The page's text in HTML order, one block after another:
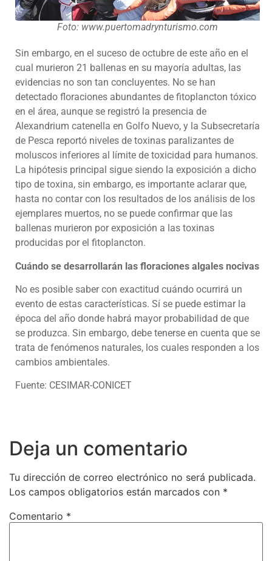
Foto: www.puertomadrynturismo.com
Sin embargo, en el suceso de octubre de este año en el
cual murieron 21 ballenas en su mayoría adultas, las
evidencias no son tan concluyentes. No se han
detectado floraciones abundantes de fitoplancton tóxico
en el área, aunque se registró la presencia de
Alexandrium catenella en Golfo Nuevo, y la Subsecretaría
de Pesca reportó niveles de toxinas paralizantes de
moluscos inferiores al límite de toxicidad para humanos.
La hipótesis principal sigue siendo la exposición a dicho
tipo de toxina, sin embargo, es importante aclarar que,
hasta no contar con los resultados de los análisis de los
ejemplares muertos, no se puede confirmar que las
ballenas murieron por exposición a las toxinas
producidas por el fitoplancton.
Cuándo se desarrollarán las floraciones algales nocivas
No es posible saber con exactitud cuándo ocurrirá un
evento de estas características. Sí se puede estimar la
época del año donde habrá mayor probabilidad de que
se produzca. Sin embargo, debe tenerse en cuenta que se
trata de fenómenos naturales, los cuales responden a los
cambios ambientales.
Fuente: CESIMAR-CONICET
Deja un comentario
Tu dirección de correo electrónico no será publicada.
Los campos obligatorios están marcados con *
Comentario *